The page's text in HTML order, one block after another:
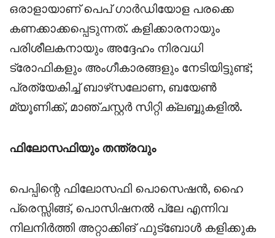
ഒരാളായാണ് പെപ് ഗാർഡിയോള പരക്കെ
കണക്കാക്കപ്പെടുന്നത്. കളിക്കാരനായും
പരിശീലകനായും അദ്ദേഹം നിരവധി
ട്രോഫികളും അംഗീകാരങ്ങളും നേടിയിട്ടുണ്ട്;
പ്രത്യേകിച്ച് ബാഴ്‌സലോണ, ബയേൺ
മ്യൂണിക്ക്, മാഞ്ചസ്റ്റർ സിറ്റി ക്ലബ്ബുകളിൽ.
ഫിലോസഫിയും തന്ത്രവും
പെപ്പിന്റെ ഫിലോസഫി പൊസെഷൻ, ഹൈ
പ്രെസ്സിങ്ങ്, പൊസിഷനൽ പ്ലേ എന്നിവ
നിലനിർത്തി അറ്റാക്കിങ് ഫുട്ബോൾ കളിക്കുക